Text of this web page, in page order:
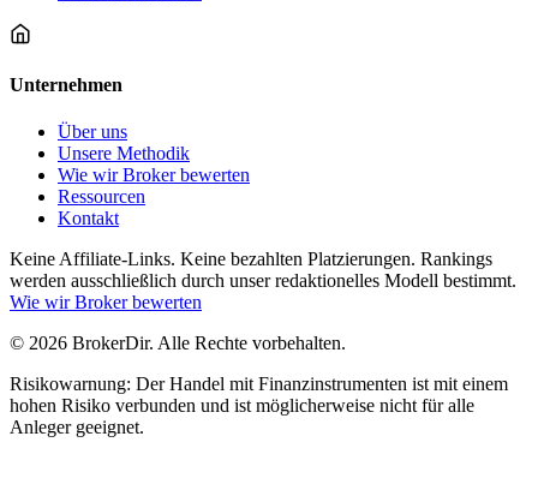
Unternehmen
Über uns
Unsere Methodik
Wie wir Broker bewerten
Ressourcen
Kontakt
Keine Affiliate-Links. Keine bezahlten Platzierungen. Rankings
werden ausschließlich durch unser redaktionelles Modell bestimmt.
Wie wir Broker bewerten
© 2026 BrokerDir. Alle Rechte vorbehalten.
Risikowarnung: Der Handel mit Finanzinstrumenten ist mit einem
hohen Risiko verbunden und ist möglicherweise nicht für alle
Anleger geeignet.